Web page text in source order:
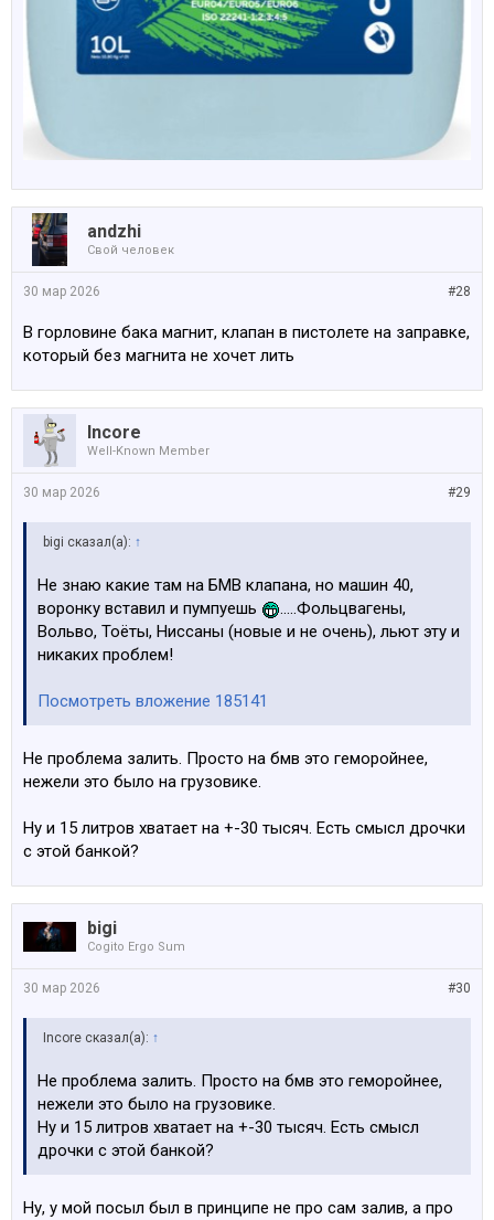
аndzhi
Свой человек
#28
30 мар 2026
В горловине бака магнит, клапан в пистолете на заправке,
который без магнита не хочет лить
Incore
Well-Known Member
#29
30 мар 2026
bigi сказал(а): ↑
Не знаю какие там на БМВ клапана, но машин 40,
воронку вставил и пумпуешь
.....Фольцвагены,
Вольво, Тоёты, Ниссаны (новые и не очень), льют эту и
никаких проблем!
Посмотреть вложение 185141
Не проблема залить. Просто на бмв это геморойнее,
нежели это было на грузовике.
Ну и 15 литров хватает на +-30 тысяч. Есть смысл дрочки
с этой банкой?
bigi
Cogito Ergo Sum
#30
30 мар 2026
Incore сказал(а): ↑
Не проблема залить. Просто на бмв это геморойнее,
нежели это было на грузовике.
Ну и 15 литров хватает на +-30 тысяч. Есть смысл
дрочки с этой банкой?
Ну, у мой посыл был в принципе не про сам залив, а про